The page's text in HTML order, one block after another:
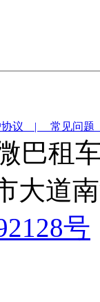
协议 | 常见问
巴
大道
号